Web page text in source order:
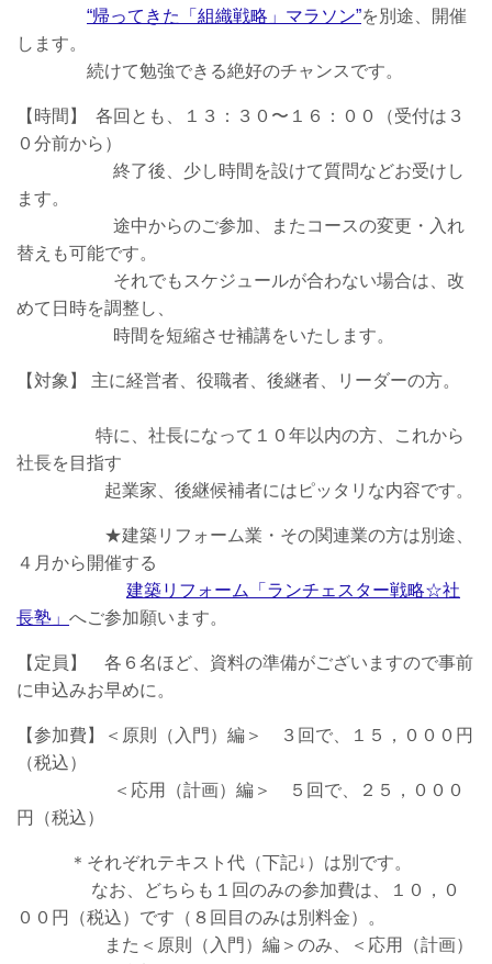
“帰ってきた「組織戦略」マラソン”を別途、開催
します。
続けて勉強できる絶好のチャンスです。
【時間】 各回とも、１３：３０〜１６：００（受付は３
０分前から）
終了後、少し時間を設けて質問などお受けし
ます。
途中からのご参加、またコースの変更・入れ
替えも可能です。
それでもスケジュールが合わない場合は、改
めて日時を調整し、
時間を短縮させ補講をいたします。
【対象】 主に経営者、役職者、後継者、リーダーの方。
特に、社長になって１０年以内の方、これから
社長を目指す
起業家、後継候補者にはピッタリな内容です。
★建築リフォーム業・その関連業の方は別途、
４月から開催する
建築リフォーム「ランチェスター戦略☆社
長塾」 へご参加願います。
【定員】 各６名ほど、資料の準備がございますので事前
に申込みお早めに。
【参加費】＜原則（入門）編＞ ３回で、１５，０００円
（税込）
＜応用（計画）編＞ ５回で、２５，０００
円（税込）
＊それぞれテキスト代（下記↓）は別です。
なお、どちらも１回のみの参加費は、１０，０
００円（税込）です（８回目のみは別料金）。
また＜原則（入門）編＞のみ、＜応用（計画）